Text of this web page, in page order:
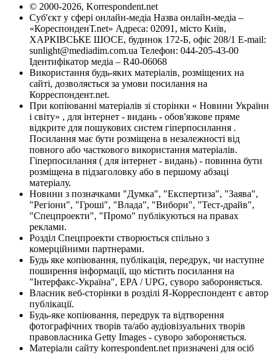
© 2000-2026, Korrespondent.net
Суб'єкт у сфері онлайн-медіа Назва онлайн-медіа –
«КореспонденТ.net» Адреса: 02091, місто Київ,
ХАРКІВСЬКЕ ШОСЕ, будинок 172-Б, офіс 208/1 E-mail:
sunlight@mediadim.com.ua Телефон: 044-205-43-00
Ідентифікатор медіа – R40-06068
Використання будь-яких матеріалів, розміщених на
сайті, дозволяється за умови посилання на
Корреспондент.net.
При копіюванні матеріалів зі сторінки « Новини України
і світу» , для інтернет - видань - обов'язкове пряме
відкрите для пошукових систем гіперпосилання .
Посилання має бути розміщена в незалежності від
повного або часткового використання матеріалів.
Гіперпосилання ( для інтернет - видань) - повинна бути
розміщена в підзаголовку або в першому абзаці
матеріалу.
Новини з позначками "Думка", "Експертиза", "Заява",
"Регіони", "Гроші", "Влада", "Вибори", "Тест-драйв",
"Спецпроекти", "Промо" публікуються на правах
реклами.
Розділ Спецпроекти створюється спільно з
комерційними партнерами.
Будь яке копіювання, публікація, передрук, чи наступне
поширення інформації, що містить посилання на
"Інтерфакс-Україна", EPA / UPG, суворо забороняється.
Власник веб-сторінки в розділі Я-Корреспондент є автор
публікації.
Будь-яке копіювання, передрук та відтворення
фотографічних творів та/або аудіовізуальних творів
правовласника Getty Images - суворо забороняється.
Матеріали сайту korrespondent.net призначені для осіб